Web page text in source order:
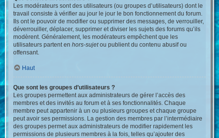
Les modérateurs sont des utilisateurs (ou groupes d’utilisateurs) dont le
travail consiste à vérifier au jour le jour le bon fonctionnement du forum.
Ils ont le pouvoir de modifier ou supprimer des messages, de verrouiller,
déverrouiller, déplacer, supprimer et diviser les sujets des forums qu’ils
modèrent. Généralement, les modérateurs empêchent que les
utilisateurs partent enhors-sujetou publient du contenu abusif ou
offensant.
Haut
Que sont les groupes d’utilisateurs ?
Les groupes permettent aux administrateurs de gérer l’accès des
membres et des invités au forum et à ses fonctionnalités. Chaque
membre peut appartenir à un ou plusieurs groupes et chaque groupe
peut avoir ses permissions. La gestion des membres par l’intermédiaire
des groupes permet aux administrateurs de modifier rapidement les
permissions de plusieurs membres à la fois, telles qu’ajouter des